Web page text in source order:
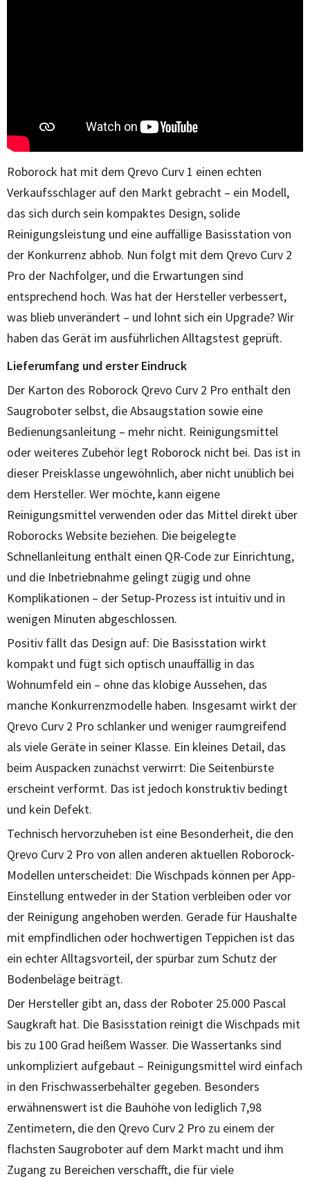
Roborock hat mit dem Qrevo Curv 1 einen echten
Verkaufsschlager auf den Markt gebracht – ein Modell,
das sich durch sein kompaktes Design, solide
Reinigungsleistung und eine auffällige Basisstation von
der Konkurrenz abhob. Nun folgt mit dem Qrevo Curv 2
Pro der Nachfolger, und die Erwartungen sind
entsprechend hoch. Was hat der Hersteller verbessert,
was blieb unverändert – und lohnt sich ein Upgrade? Wir
haben das Gerät im ausführlichen Alltagstest geprüft.
Lieferumfang und erster Eindruck
Der Karton des Roborock Qrevo Curv 2 Pro enthält den
Saugroboter selbst, die Absaugstation sowie eine
Bedienungsanleitung – mehr nicht. Reinigungsmittel
oder weiteres Zubehör legt Roborock nicht bei. Das ist in
dieser Preisklasse ungewöhnlich, aber nicht unüblich bei
dem Hersteller. Wer möchte, kann eigene
Reinigungsmittel verwenden oder das Mittel direkt über
Roborocks Website beziehen. Die beigelegte
Schnellanleitung enthält einen QR-Code zur Einrichtung,
und die Inbetriebnahme gelingt zügig und ohne
Komplikationen – der Setup-Prozess ist intuitiv und in
wenigen Minuten abgeschlossen.
Positiv fällt das Design auf: Die Basisstation wirkt
kompakt und fügt sich optisch unauffällig in das
Wohnumfeld ein – ohne das klobige Aussehen, das
manche Konkurrenzmodelle haben. Insgesamt wirkt der
Qrevo Curv 2 Pro schlanker und weniger raumgreifend
als viele Geräte in seiner Klasse. Ein kleines Detail, das
beim Auspacken zunächst verwirrt: Die Seitenbürste
erscheint verformt. Das ist jedoch konstruktiv bedingt
und kein Defekt.
Technisch hervorzuheben ist eine Besonderheit, die den
Qrevo Curv 2 Pro von allen anderen aktuellen Roborock-
Modellen unterscheidet: Die Wischpads können per App-
Einstellung entweder in der Station verbleiben oder vor
der Reinigung angehoben werden. Gerade für Haushalte
mit empfindlichen oder hochwertigen Teppichen ist das
ein echter Alltagsvorteil, der spürbar zum Schutz der
Bodenbeläge beiträgt.
Der Hersteller gibt an, dass der Roboter 25.000 Pascal
Saugkraft hat. Die Basisstation reinigt die Wischpads mit
bis zu 100 Grad heißem Wasser. Die Wassertanks sind
unkompliziert aufgebaut – Reinigungsmittel wird einfach
in den Frischwasserbehälter gegeben. Besonders
erwähnenswert ist die Bauhöhe von lediglich 7,98
Zentimetern, die den Qrevo Curv 2 Pro zu einem der
flachsten Saugroboter auf dem Markt macht und ihm
Zugang zu Bereichen verschafft, die für viele